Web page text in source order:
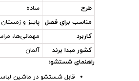
طرح
ساده
مناسب برای فصل
پاییز و زمستان
کاربرد
مهمانی‌ها،
کشور مبدا برند
آلمان
راهنمای شستشو:
قابل شستشو در ماشین